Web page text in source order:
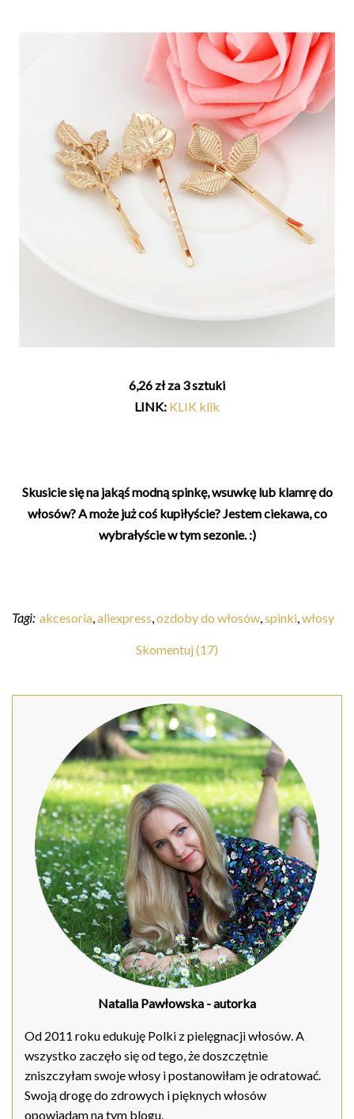
6,26 zł za 3 sztuki
LINK: KLIK klik
Skusicie się na jakąś modną spinkę, wsuwkę lub klamrę do
włosów? A może już coś kupiłyście? Jestem ciekawa, co
wybrałyście w tym sezonie. :)
Tagi: akcesoria,aliexpress,ozdoby do włosów,spinki,włosy
Skomentuj (17)
Natalia Pawłowska - autorka
Od 2011 roku edukuję Polki z pielęgnacji włosów. A
wszystko zaczęło się od tego, że doszczętnie
zniszczyłam swoje włosy i postanowiłam je odratować.
Swoją drogę do zdrowych i pięknych włosów
opowiadam na tym blogu.